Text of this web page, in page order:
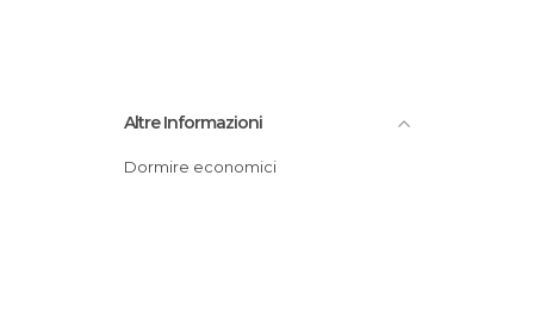
Altre Informazioni
Dormire economici